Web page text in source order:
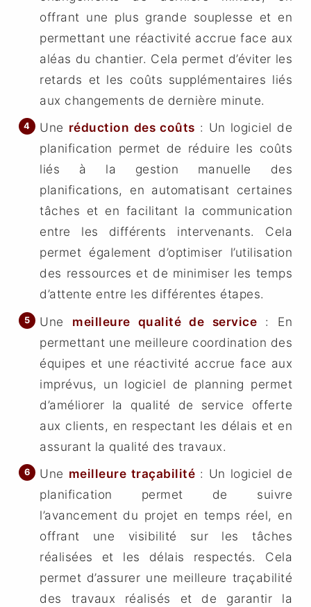
offrant une plus grande souplesse et en
permettant une réactivité accrue face aux
aléas du chantier. Cela permet d’éviter les
retards et les coûts supplémentaires liés
aux changements de dernière minute.
Une réduction des coûts : Un logiciel de
planification permet de réduire les coûts
liés à la gestion manuelle des
planifications, en automatisant certaines
tâches et en facilitant la communication
entre les différents intervenants. Cela
permet également d’optimiser l’utilisation
des ressources et de minimiser les temps
d’attente entre les différentes étapes.
Une meilleure qualité de service : En
permettant une meilleure coordination des
équipes et une réactivité accrue face aux
imprévus, un logiciel de planning permet
d’améliorer la qualité de service offerte
aux clients, en respectant les délais et en
assurant la qualité des travaux.
Une meilleure traçabilité : Un logiciel de
planification permet de suivre
l’avancement du projet en temps réel, en
offrant une visibilité sur les tâches
réalisées et les délais respectés. Cela
permet d’assurer une meilleure traçabilité
des travaux réalisés et de garantir la